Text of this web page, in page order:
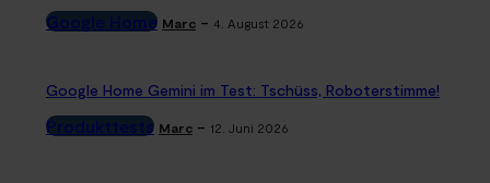
Google Home Marc - 4. August 2026
Google Home Gemini im Test: Tschüss, Roboterstimme!
Produkttests Marc - 12. Juni 2026